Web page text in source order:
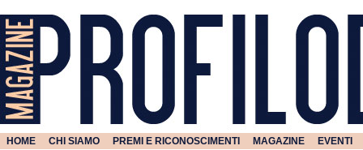
HOME CHI SIAMO PREMI E RICONOSCIMENTI MAGAZINE EVENTI